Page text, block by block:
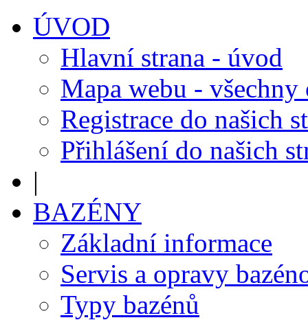
ÚVOD
Hlavní strana - úvod
Mapa webu - všechny
Registrace do našich
Přihlášení do našich
|
BAZÉNY
Základní informace
Servis a opravy
Typy bazénů